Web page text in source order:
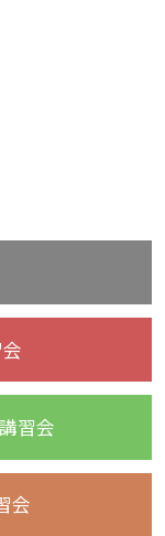
習会
会